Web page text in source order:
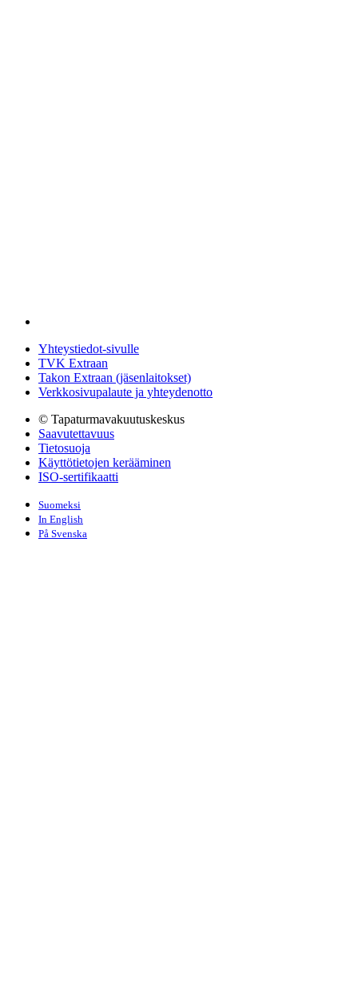
Yhteystiedot-sivulle
TVK Extraan
Takon Extraan (jäsenlaitokset)
Verkkosivupalaute ja yhteydenotto
© Tapaturmavakuutuskeskus
Saavutettavuus
Tietosuoja
Käyttötietojen kerääminen
ISO-sertifikaatti
Suomeksi
In English
På Svenska